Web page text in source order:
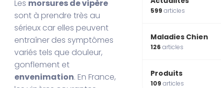
Les morsures de vipère
sont à prendre très au
sérieux car elles peuvent
entraîner des symptômes
variés tels que douleur,
gonflement et
envenimation. En France,
599articles
Maladies Chien
126articles
Produits
109articles